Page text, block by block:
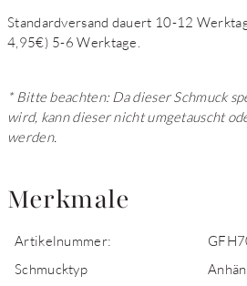
Standardversand dauert 10-12
4,95€) 5-6 Werktage.
* Bitte beachten: Da dieser Schmuck
wird, kann dieser nicht umgetauscht
werden.
Merkmale
Artikelnummer:
Schmucktyp